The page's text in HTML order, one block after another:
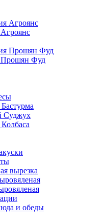
Агроянс
Прошян Фуд
Фуд
Суджух
вырезка
и обеды